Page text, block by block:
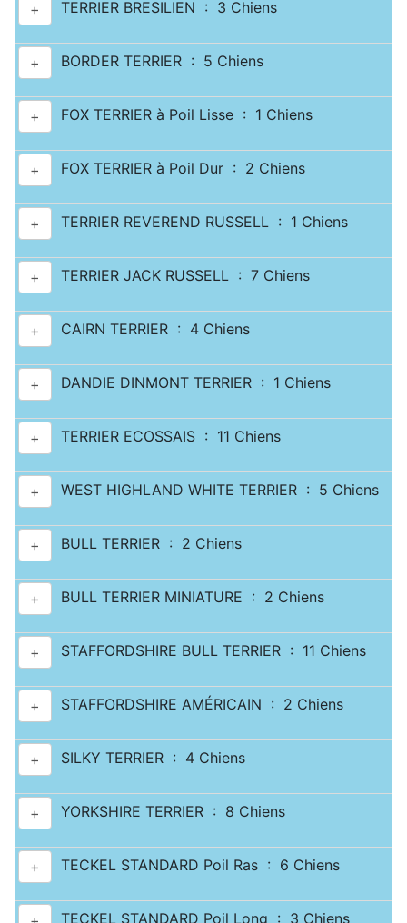
+ TERRIER BRESILIEN : 3 Chiens
+ BORDER TERRIER : 5 Chiens
+ FOX TERRIER à Poil Lisse : 1 Chiens
+ FOX TERRIER à Poil Dur : 2 Chiens
+ TERRIER REVEREND RUSSELL : 1 Chiens
+ TERRIER JACK RUSSELL : 7 Chiens
+ CAIRN TERRIER : 4 Chiens
+ DANDIE DINMONT TERRIER : 1 Chiens
+ TERRIER ECOSSAIS : 11 Chiens
+ WEST HIGHLAND WHITE TERRIER : 5 Chiens
+ BULL TERRIER : 2 Chiens
+ BULL TERRIER MINIATURE : 2 Chiens
+ STAFFORDSHIRE BULL TERRIER : 11 Chiens
+ STAFFORDSHIRE AMÉRICAIN : 2 Chiens
+ SILKY TERRIER : 4 Chiens
+ YORKSHIRE TERRIER : 8 Chiens
+ TECKEL STANDARD Poil Ras : 6 Chiens
TECKEL STANDARD Poil Long : 3 Chiens